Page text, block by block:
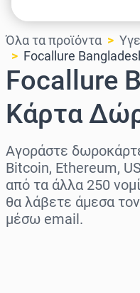
Όλα τα προϊόντα
Focallure
Focallure
Κάρτα
Αγοράστε
Bitcoin, Ethereum,
από τα άλλα 250
θα λάβετε άμεσα
μέσω email.